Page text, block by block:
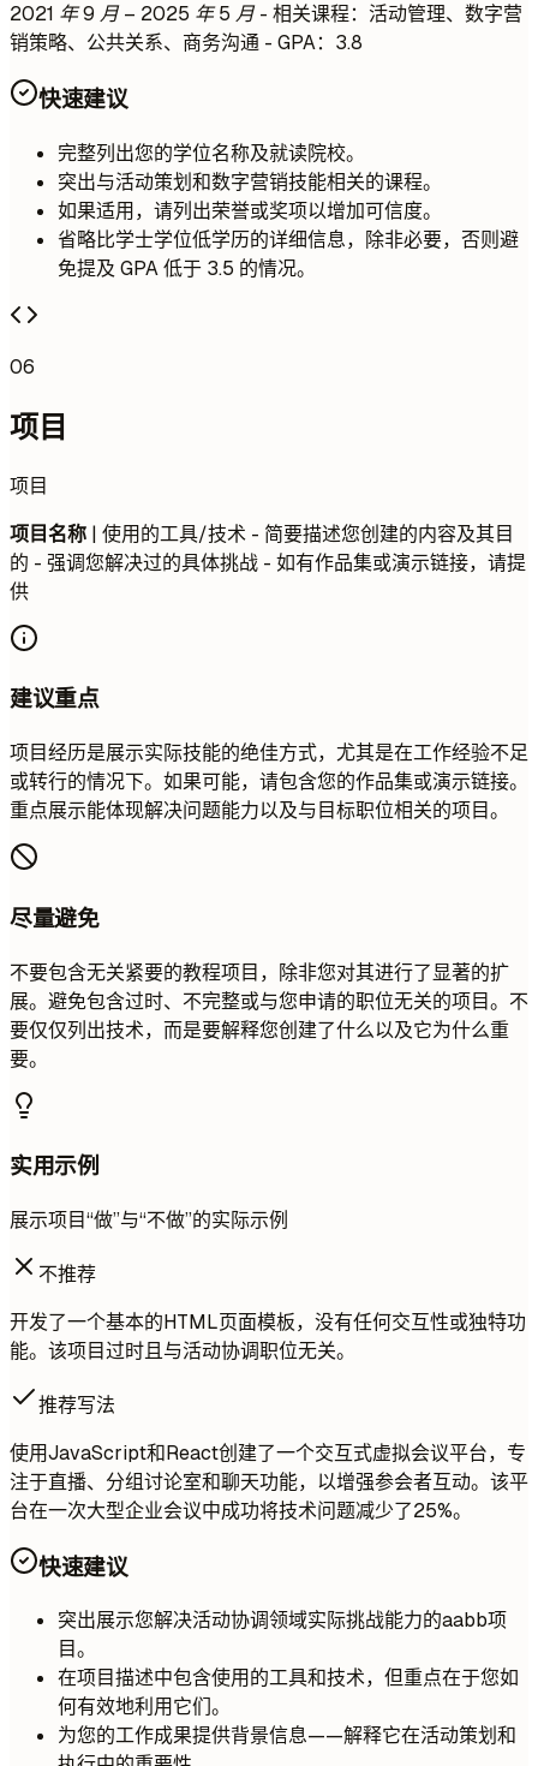
2021 年 9 月 – 2025 年 5 月- 相关课程：活动管理、数字营
销策略、公共关系、商务沟通 - GPA：3.8
快速建议
完整列出您的学位名称及就读院校。
突出与活动策划和数字营销技能相关的课程。
如果适用，请列出荣誉或奖项以增加可信度。
省略比学士学位低学历的详细信息，除非必要，否则避
免提及 GPA 低于 3.5 的情况。
06
项目
项目
项目名称 | 使用的工具/技术 - 简要描述您创建的内容及其目
的 - 强调您解决过的具体挑战 - 如有作品集或演示链接，请提
供
建议重点
项目经历是展示实际技能的绝佳方式，尤其是在工作经验不足
或转行的情况下。如果可能，请包含您的作品集或演示链接。
重点展示能体现解决问题能力以及与目标职位相关的项目。
尽量避免
不要包含无关紧要的教程项目，除非您对其进行了显著的扩
展。避免包含过时、不完整或与您申请的职位无关的项目。不
要仅仅列出技术，而是要解释您创建了什么以及它为什么重
要。
实用示例
展示项目“做”与“不做”的实际示例
不推荐
开发了一个基本的HTML页面模板，没有任何交互性或独特功
能。该项目过时且与活动协调职位无关。
推荐写法
使用JavaScript和React创建了一个交互式虚拟会议平台，专
注于直播、分组讨论室和聊天功能，以增强参会者互动。该平
台在一次大型企业会议中成功将技术问题减少了25%。
快速建议
突出展示您解决活动协调领域实际挑战能力的aabb项
目。
在项目描述中包含使用的工具和技术，但重点在于您如
何有效地利用它们。
为您的工作成果提供背景信息——解释它在活动策划和